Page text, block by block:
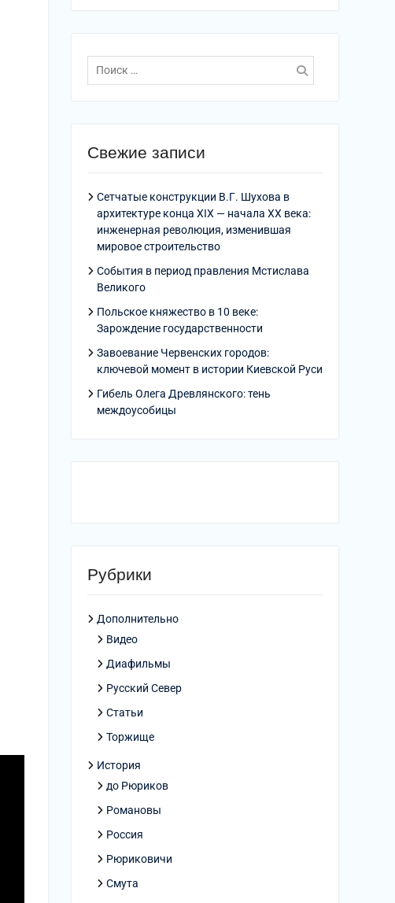
Поиск
по:
Свежие записи
Сетчатые конструкции В.Г. Шухова в
архитектуре конца XIX — начала XX века:
инженерная революция, изменившая
мировое строительство
События в период правления Мстислава
Великого
Польское княжество в 10 веке:
Зарождение государственности
Завоевание Червенских городов:
ключевой момент в истории Киевской Руси
Гибель Олега Древлянского: тень
междоусобицы
Рубрики
Дополнительно
Видео
Диафильмы
Русский Север
Статьи
Торжище
История
до Рюриков
Романовы
Россия
Рюриковичи
Смута